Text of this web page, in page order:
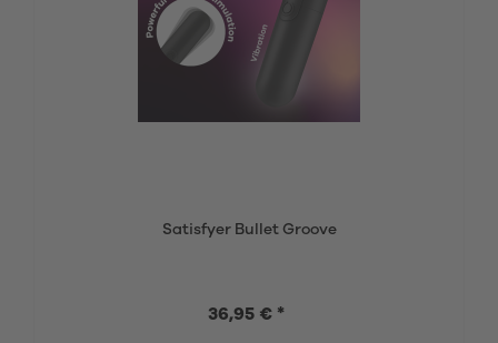
Satisfyer Bullet Groove
36,95 € *